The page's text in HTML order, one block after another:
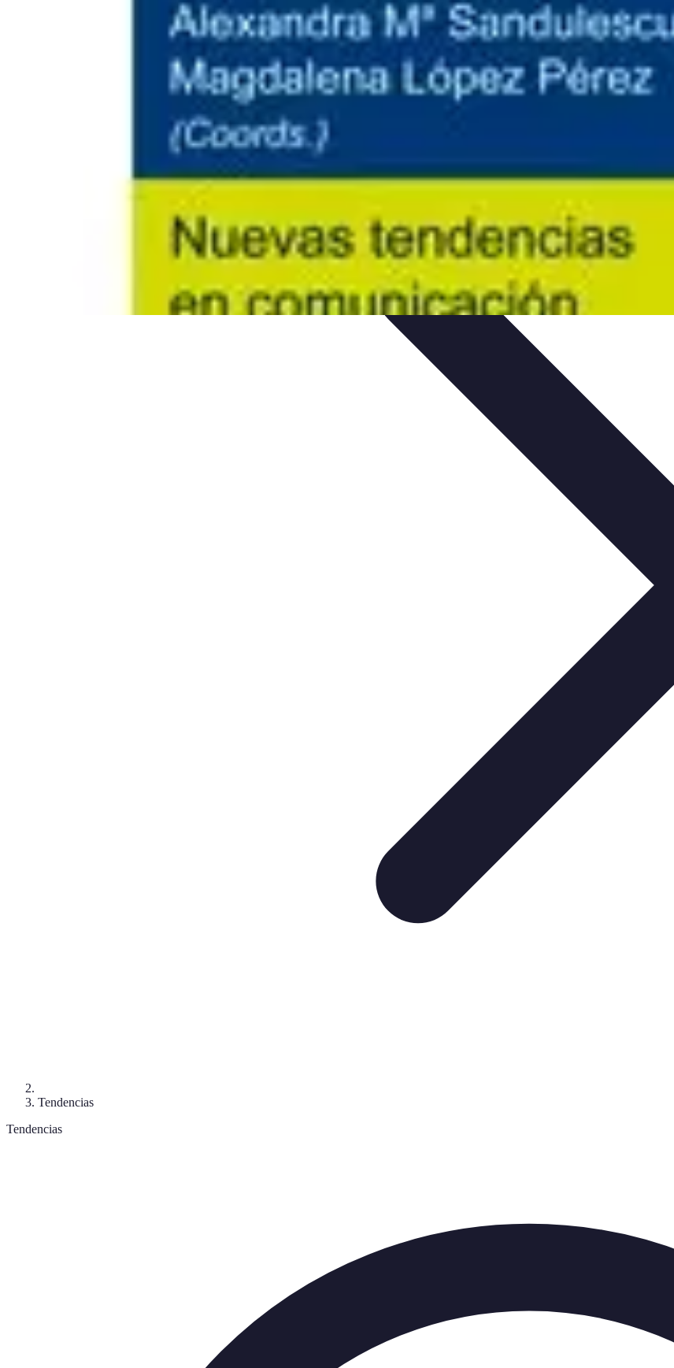
Consejos de Ahorro Consejos y Trucos Estrategias de Ahorro Guía de Compras
Tendencias
Tendencias